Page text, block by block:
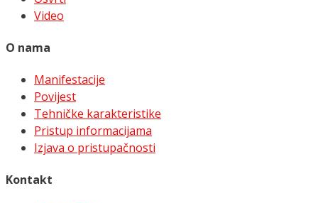
Video
O nama
Manifestacije
Povijest
Tehničke karakteristike
Pristup informacijama
Izjava o pristupačnosti
Kontakt